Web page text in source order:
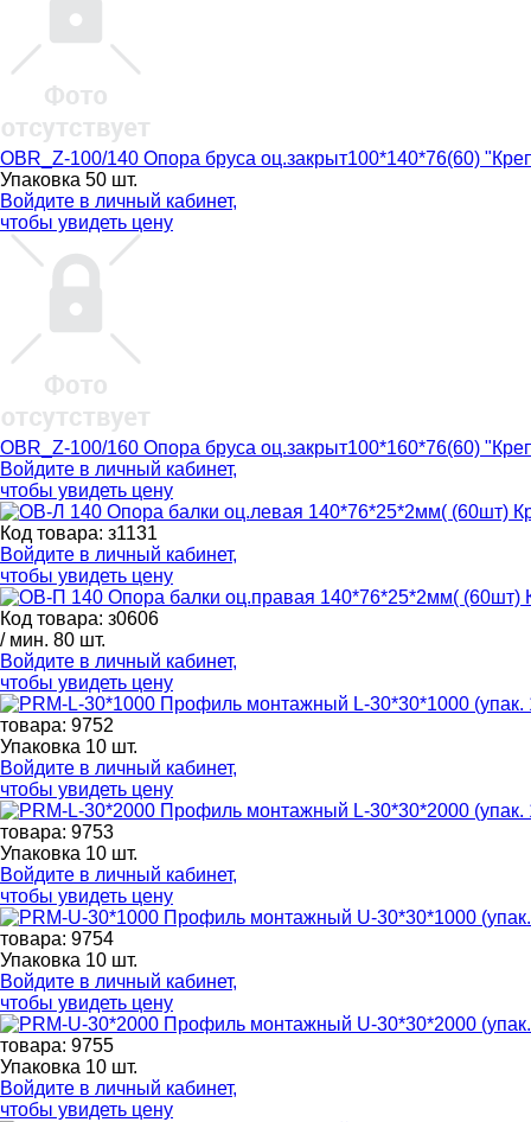
OBR_Z-100/140 Опора бруса оц.закрыт100*140*76(60)
Упаковка 50 шт.
Войдите в личный кабинет,
чтобы увидеть цену
OBR_Z-100/160 Опора бруса оц.закрыт100*160*76(60)
Войдите в личный кабинет,
чтобы увидеть цену
Код товара: з1131
Войдите в личный кабинет,
чтобы увидеть цену
Код товара: з0606
/ мин. 80 шт.
Войдите в личный кабинет,
чтобы увидеть цену
товара: 9752
Упаковка 10 шт.
Войдите в личный кабинет,
чтобы увидеть цену
товара: 9753
Упаковка 10 шт.
Войдите в личный кабинет,
чтобы увидеть цену
товара: 9754
Упаковка 10 шт.
Войдите в личный кабинет,
чтобы увидеть цену
товара: 9755
Упаковка 10 шт.
Войдите в личный кабинет,
чтобы увидеть цену